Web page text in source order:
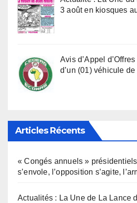
3 août en kiosques
Avis d’Appel
d’un (01) véhicule
Articles Récents
« Congés annuels »
s’envole, l’opposition s’agite,
Actualités : La Une de La Lance